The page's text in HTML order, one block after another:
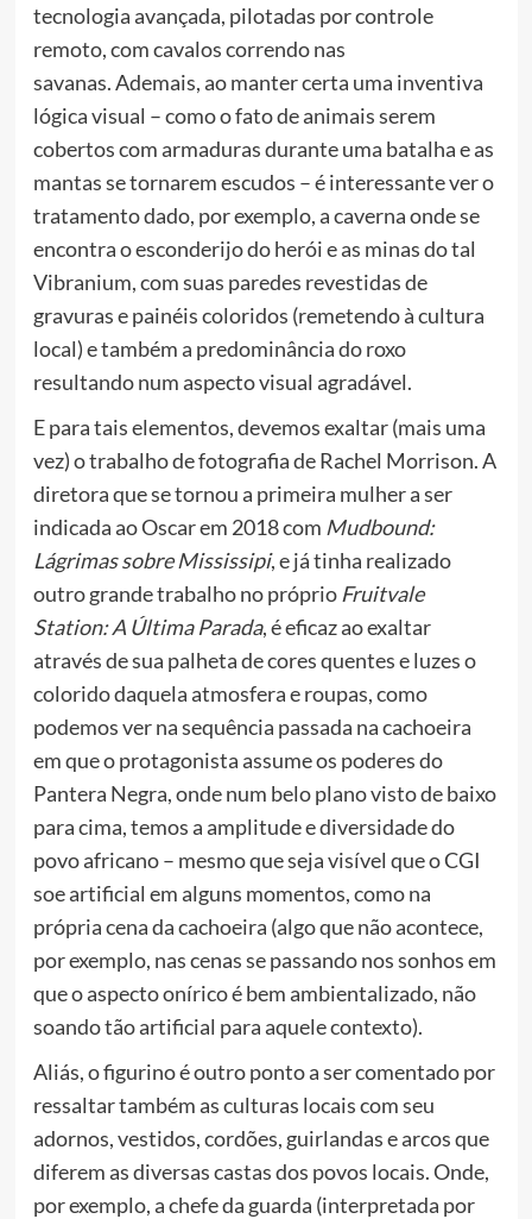
tecnologia avançada, pilotadas por controle
remoto, com cavalos correndo nas
savanas.Ademais, ao manter certa uma inventiva
lógica visual – como o fato de animais serem
cobertos com armaduras durante uma batalha e as
mantas se tornarem escudos – é interessante ver o
tratamento dado, por exemplo, a caverna onde se
encontra o esconderijo do herói e as minas do tal
Vibranium, com suas paredes revestidas de
gravuras e painéis coloridos (remetendo à cultura
local) e também a predominância do roxo
resultando num aspecto visual agradável.
E para tais elementos, devemos exaltar (mais uma
vez) o trabalho de fotografia de Rachel Morrison. A
diretora que se tornou a primeira mulher a ser
indicada ao Oscar em 2018 com Mudbound:
Lágrimas sobre Mississipi, e já tinha realizado
outro grande trabalho no próprio Fruitvale
Station: A Última Parada, é eficaz ao exaltar
através de sua palheta de cores quentes e luzes o
colorido daquela atmosfera e roupas, como
podemos ver na sequência passada na cachoeira
em que o protagonista assume os poderes do
Pantera Negra, onde num belo plano visto de baixo
para cima, temos a amplitude e diversidade do
povo africano – mesmo que seja visível que o CGI
soe artificial em alguns momentos, como na
própria cena da cachoeira (algo que não acontece,
por exemplo, nas cenas se passando nos sonhos em
que o aspecto onírico é bem ambientalizado, não
soando tão artificial para aquele contexto).
Aliás, o figurino é outro ponto a ser comentado por
ressaltar também as culturas locais com seu
adornos, vestidos, cordões, guirlandas e arcos que
diferem as diversas castas dos povos locais. Onde,
por exemplo, a chefe da guarda (interpretada por